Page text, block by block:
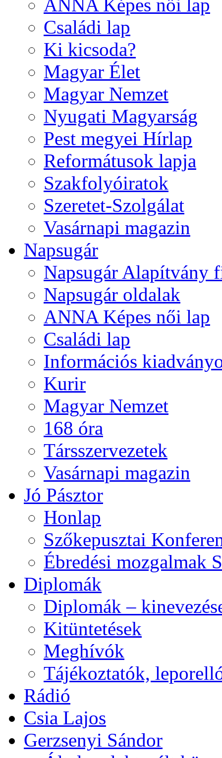
ANNA Képes női lap
Családi lap
Ki kicsoda?
Magyar Élet
Magyar Nemzet
Nyugati Magyarság
Pest megyei Hírlap
Reformátusok lapja
Szakfolyóiratok
Szeretet-Szolgálat
Vasárnapi magazin
Napsugár
Napsugár Alapítvány
Napsugár oldalak
ANNA Képes női lap
Családi lap
Információs
Kurir
Magyar Nemzet
168 óra
Társszervezetek
Vasárnapi magazin
Jó Pásztor
Honlap
Szőkepusztai
Ébredési mozgalmak
Diplomák
Diplomák –
Kitüntetések
Meghívók
Tájékoztatók,
Rádió
Csia Lajos
Gerzsenyi Sándor